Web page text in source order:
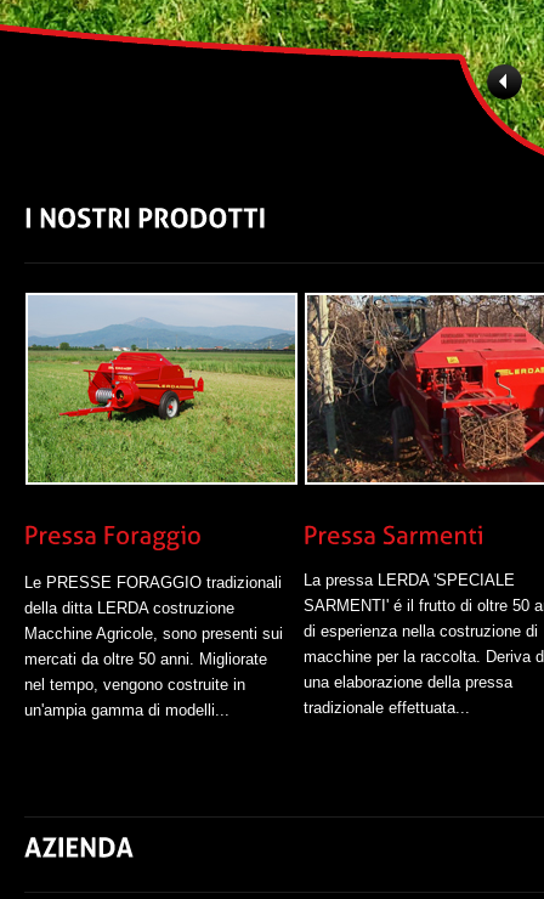
Le PRESSE FORAGGIO tradizionali
della ditta LERDA costruzione
Macchine Agricole, sono presenti sui
mercati da oltre 50 anni. Migliorate
nel tempo, vengono costruite in
un'ampia gamma di modelli...
La pressa LERDA 'SPECIALE
SARMENTI' é il frutto di oltre 50
di esperienza nella costruzione di
macchine per la raccolta. Deriva
una elaborazione della pressa
tradizionale effettuata...